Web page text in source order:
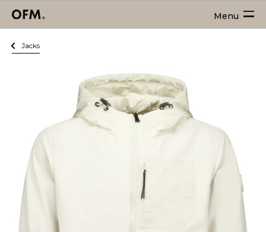
Menu
Jacks